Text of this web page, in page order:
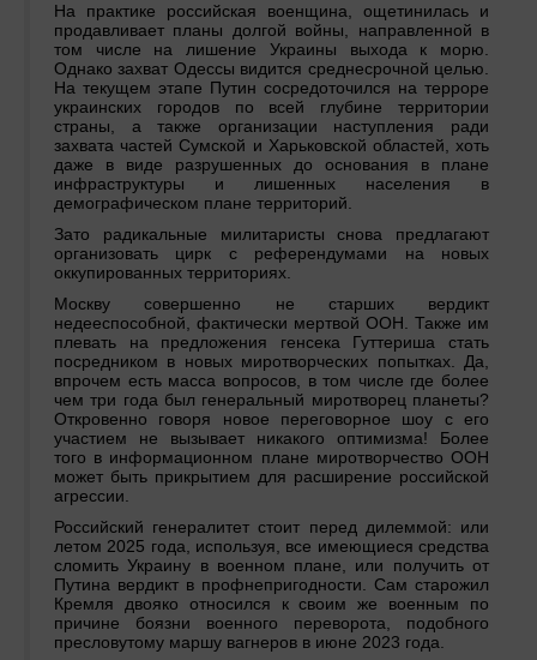
На практике российская военщина, ощетинилась и
продавливает планы долгой войны, направленной в
том числе на лишение Украины выхода к морю.
Однако захват Одессы видится среднесрочной целью.
На текущем этапе Путин сосредоточился на терроре
украинских городов по всей глубине территории
страны, а также организации наступления ради
захвата частей Сумской и Харьковской областей, хоть
даже в виде разрушенных до основания в плане
инфраструктуры и лишенных населения в
демографическом плане территорий.
Зато радикальные милитаристы снова предлагают
организовать цирк с референдумами на новых
оккупированных территориях.
Москву совершенно не старших вердикт
недееспособной, фактически мертвой ООН. Также им
плевать на предложения генсека Гуттериша стать
посредником в новых миротворческих попытках. Да,
впрочем есть масса вопросов, в том числе где более
чем три года был генеральный миротворец планеты?
Откровенно говоря новое переговорное шоу с его
участием не вызывает никакого оптимизма! Более
того в информационном плане миротворчество ООН
может быть прикрытием для расширение российской
агрессии.
Российский генералитет стоит перед дилеммой: или
летом 2025 года, используя, все имеющиеся средства
сломить Украину в военном плане, или получить от
Путина вердикт в профнепригодности. Сам старожил
Кремля двояко относился к своим же военным по
причине боязни военного переворота, подобного
пресловутому маршу вагнеров в июне 2023 года.